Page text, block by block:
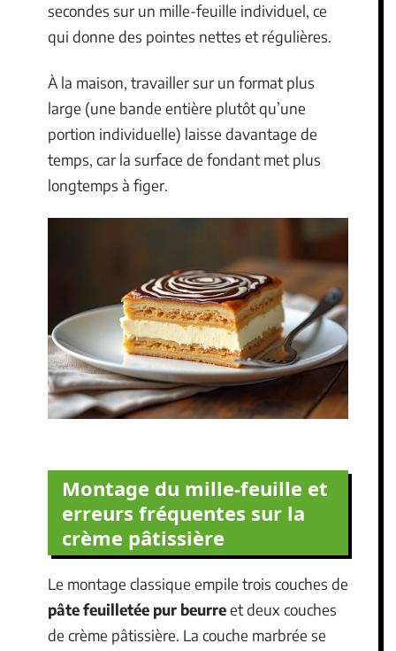
secondes sur un mille-feuille individuel, ce
qui donne des pointes nettes et régulières.
À la maison, travailler sur un format plus
large (une bande entière plutôt qu’une
portion individuelle) laisse davantage de
temps, car la surface de fondant met plus
longtemps à figer.
Montage du mille-feuille et
erreurs fréquentes sur la
crème pâtissière
Le montage classique empile trois couches de
pâte feuilletée pur beurreet deux couches
de crème pâtissière. La couche marbrée se